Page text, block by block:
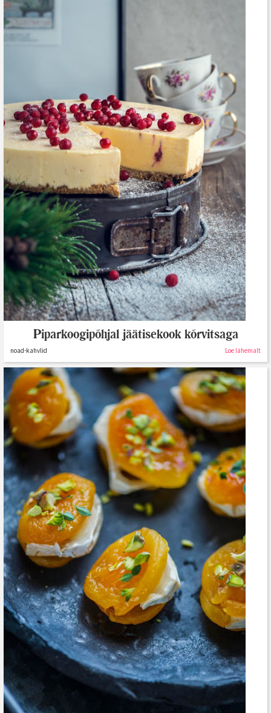
Piparkoogipõhjal jäätisekook kõrvitsaga
noad-kahvlid Loe lähemalt